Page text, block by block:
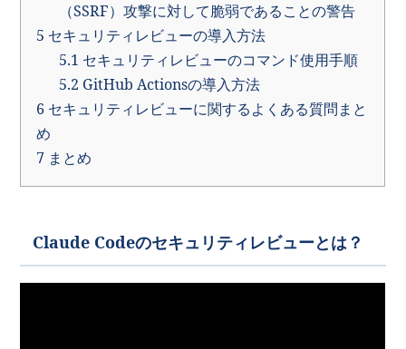
（SSRF）攻撃に対して脆弱であることの警告
5 セキュリティレビューの導入方法
5.1 セキュリティレビューのコマンド使用手順
5.2 GitHub Actionsの導入方法
6 セキュリティレビューに関するよくある質問まと
め
7 まとめ
Claude Codeのセキュリティレビューとは？